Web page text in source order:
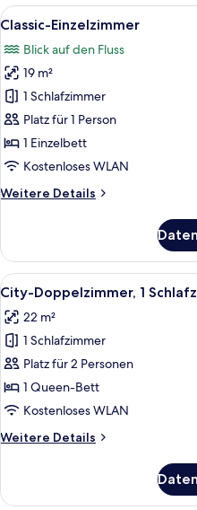
Alle
Fotos
für
Classic-
Einzelzimmer
anzeigen
8
Classic-Einzelzimmer
Blick auf den Fluss
19 m²
1 Schlafzimmer
Platz für 1 Person
1 Einzelbett
Kostenloses WLAN
Weitere Details
Weitere
Einzelzimmer
Alle
Fotos
für
City-
Doppelzimmer,
1
Schlafzimmer,
anzeigen
26
City-Doppelzimmer, 1
22 m²
1 Schlafzimmer
Platz für 2 Personen
1 Queen-Bett
Kostenloses WLAN
Weitere Details
Weitere
Doppelzimmer,